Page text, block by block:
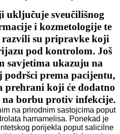
uključuje sveučilišnog
i kozmetologije te
su pripravke koji
pod kontrolom. Još
savjetima ukazuju na
podršci prema pacijentu,
prehrani koji će dodatno
borbu protiv infekcije.
na prirodnim sastojcima poput
hamamelisa. Ponekad je
porijekla poput salicilne